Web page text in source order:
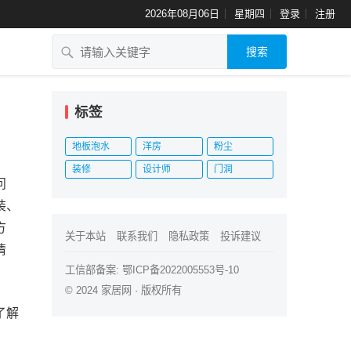
2026年08月06日 星期四 登录 注册
搜索
解
标签
地板泡水 洋房 粉尘
装修 设计师 门洞
关于本站 联系我们 隐私政策 投诉建议
工信部备案: 鄂ICP备2022005553号-10
© 2024 家居网 · 版权所有